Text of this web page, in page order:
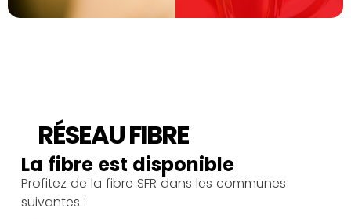
RÉSEAU FIBRE
La fibre est disponible
Profitez de la fibre SFR dans les communes
suivantes :